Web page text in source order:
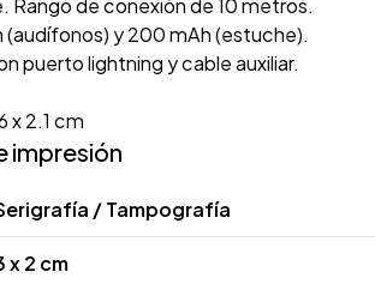
Rango de conexión de 10 metros.
(audífonos) y 200 mAh (estuche).
puerto lightning y cable auxiliar.
x 2.1 cm
impresión
/ Tampografía
x 2 cm